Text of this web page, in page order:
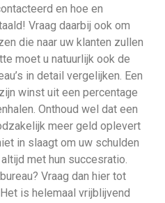
en hoe en
Vraag daarbij ook om
die naar uw klanten zullen
moet u natuurlijk ook de
in detail vergelijken. Een
winst uit een percentage
Onthoud wel dat een
meer geld oplevert
in slaagt om uw schulden
met hun succesratio.
Vraag dan hier tot
is helemaal vrijblijvend